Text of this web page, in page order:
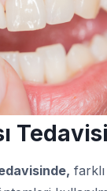
Tedavisi